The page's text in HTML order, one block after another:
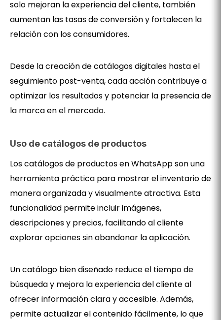
solo mejoran la experiencia del cliente, también
aumentan las tasas de conversión y fortalecen la
relación con los consumidores.
Desde la creación de catálogos digitales hasta el
seguimiento post-venta, cada acción contribuye a
optimizar los resultados y potenciar la presencia de
la marca en el mercado.
Uso de catálogos de productos
Los catálogos de productos en WhatsApp son una
herramienta práctica para mostrar el inventario de
manera organizada y visualmente atractiva. Esta
funcionalidad permite incluir imágenes,
descripciones y precios, facilitando al cliente
explorar opciones sin abandonar la aplicación.
Un catálogo bien diseñado reduce el tiempo de
búsqueda y mejora la experiencia del cliente al
ofrecer información clara y accesible. Además,
permite actualizar el contenido fácilmente, lo que